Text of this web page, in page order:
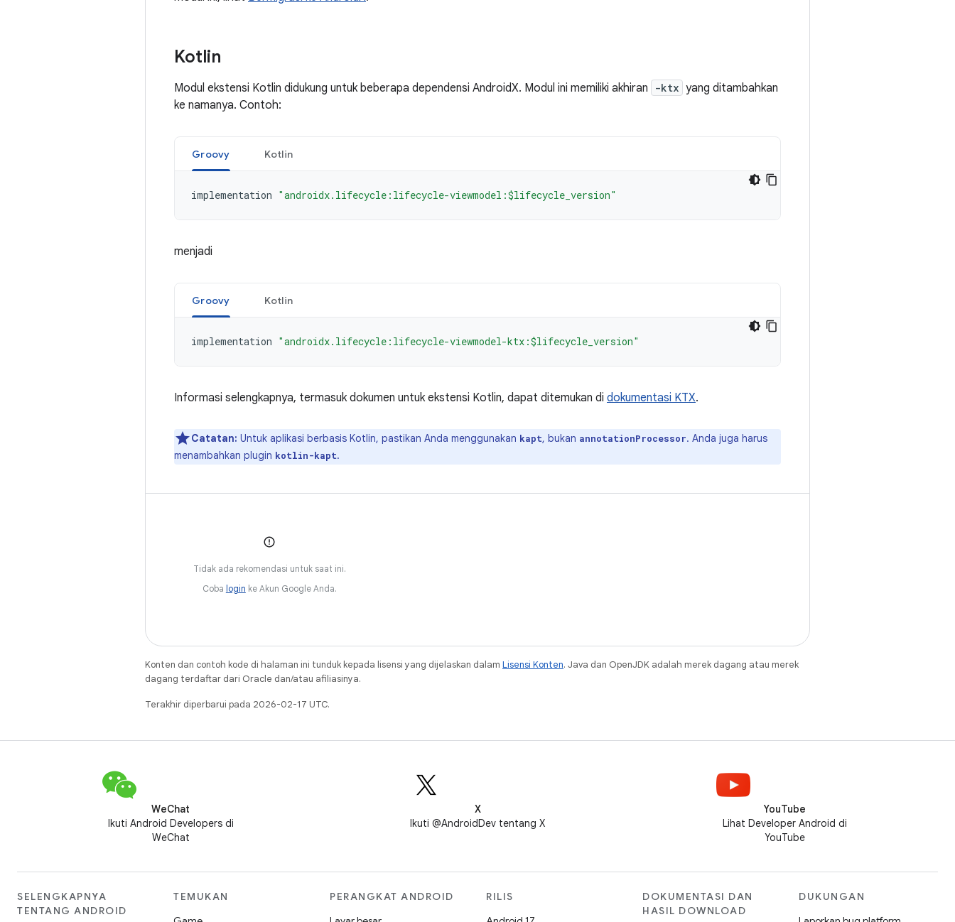
Kotlin
Modul ekstensi Kotlin didukung untuk beberapa dependensi AndroidX. Modul ini memiliki akhiran -ktx yang ditambahkan
ke namanya. Contoh:
Groovy Kotlin
implementation "androidx.lifecycle:lifecycle-viewmodel:$lifecycle_version"
menjadi
Groovy Kotlin
implementation "androidx.lifecycle:lifecycle-viewmodel-ktx:$lifecycle_version"
Informasi selengkapnya, termasuk dokumen untuk ekstensi Kotlin, dapat ditemukan di dokumentasi KTX.
Catatan: Untuk aplikasi berbasis Kotlin, pastikan Anda menggunakan kapt, bukan annotationProcessor. Anda juga harus
menambahkan plugin kotlin-kapt.
Tidak ada rekomendasi untuk saat ini.
Coba login ke Akun Google Anda.
Konten dan contoh kode di halaman ini tunduk kepada lisensi yang dijelaskan dalam Lisensi Konten. Java dan OpenJDK adalah merek dagang atau merek
dagang terdaftar dari Oracle dan/atau afiliasinya.
Terakhir diperbarui pada 2026-02-17 UTC.
WeChat
Ikuti Android Developers di
WeChat
X
Ikuti @AndroidDev tentang X
YouTube
Lihat Developer Android di
YouTube
SELENGKAPNYA
TENTANG ANDROID
TEMUKAN
PERANGKAT ANDROID
RILIS
DOKUMENTASI DAN
HASIL DOWNLOAD
DUKUNGAN